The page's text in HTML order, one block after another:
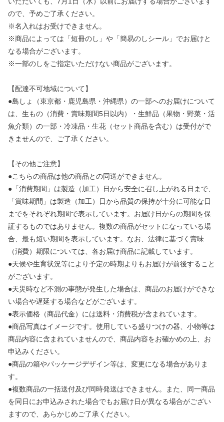
ので、予めご了承ください。
※名入れはお受けできません。
※商品によっては「短冊のし」や「簡易のしシール」でお届けと
なる場合がございます。
※一部のしをご指定いただけない商品がございます。
【配達不可地域について】
●島しょ（東京都・鹿児島県・沖縄県）の一部へのお届けについて
は、生もの（消費・賞味期間5日以内）・生鮮品（果物・野菜・活
魚介類）の一部・冷凍品・生花（セット商品を含む）は受付がで
きませんので、ご了承ください。
【その他ご注意】
●こちらの商品は他の商品との同送ができません。
●「消費期間」は製造（加工）日から安全に召し上がれる日まで、
「賞味期間」は製造（加工）日から品質の保持が十分に可能な日
までをそれぞれ期間で表示しています。お届け日からの期間を保
証するものではありません。複数の商品がセットになっている場
合、最も短い期間を表示しています。なお、法律に基づく賞味
（消費）期限については、各お届け商品に記載しています。
●天候や生育状況等により予定の時期よりもお届けが前後すること
がございます。
●天災時など不測の事態が発生した場合は、商品のお届けができな
い場合や遅延する場合などがございます。
●表示価格（商品代金）には送料・消費税が含まれています。
●商品写真はイメージです。使用している盛りつけの器、小物等は
商品内容に含まれていませんので、商品内容をお確かめの上、お
申込みください。
●商品の箱やパッケージデザイン等は、変更になる場合がありま
す。
●複数商品の一括送付及び同時発送はできません。また、同一商品
を同日にお申込みされた場合でもお届け日が異なる場合がござい
ますので、あらかじめご了承ください。